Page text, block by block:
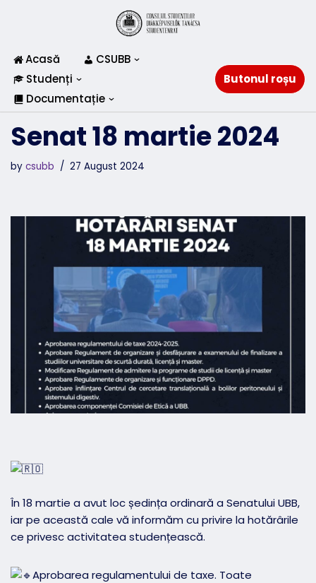
to
content
Acasă
CSUBB
Studenți
Documentație
Butonul roșu
Senat 18 martie 2024
by csubb 27 August 2024
În 18 martie a avut loc ședința ordinară a Senatului UBB,
iar pe această cale vă informăm cu privire la hotărârile
ce privesc activitatea studențească.
Aprobarea regulamentului de taxe. Toate